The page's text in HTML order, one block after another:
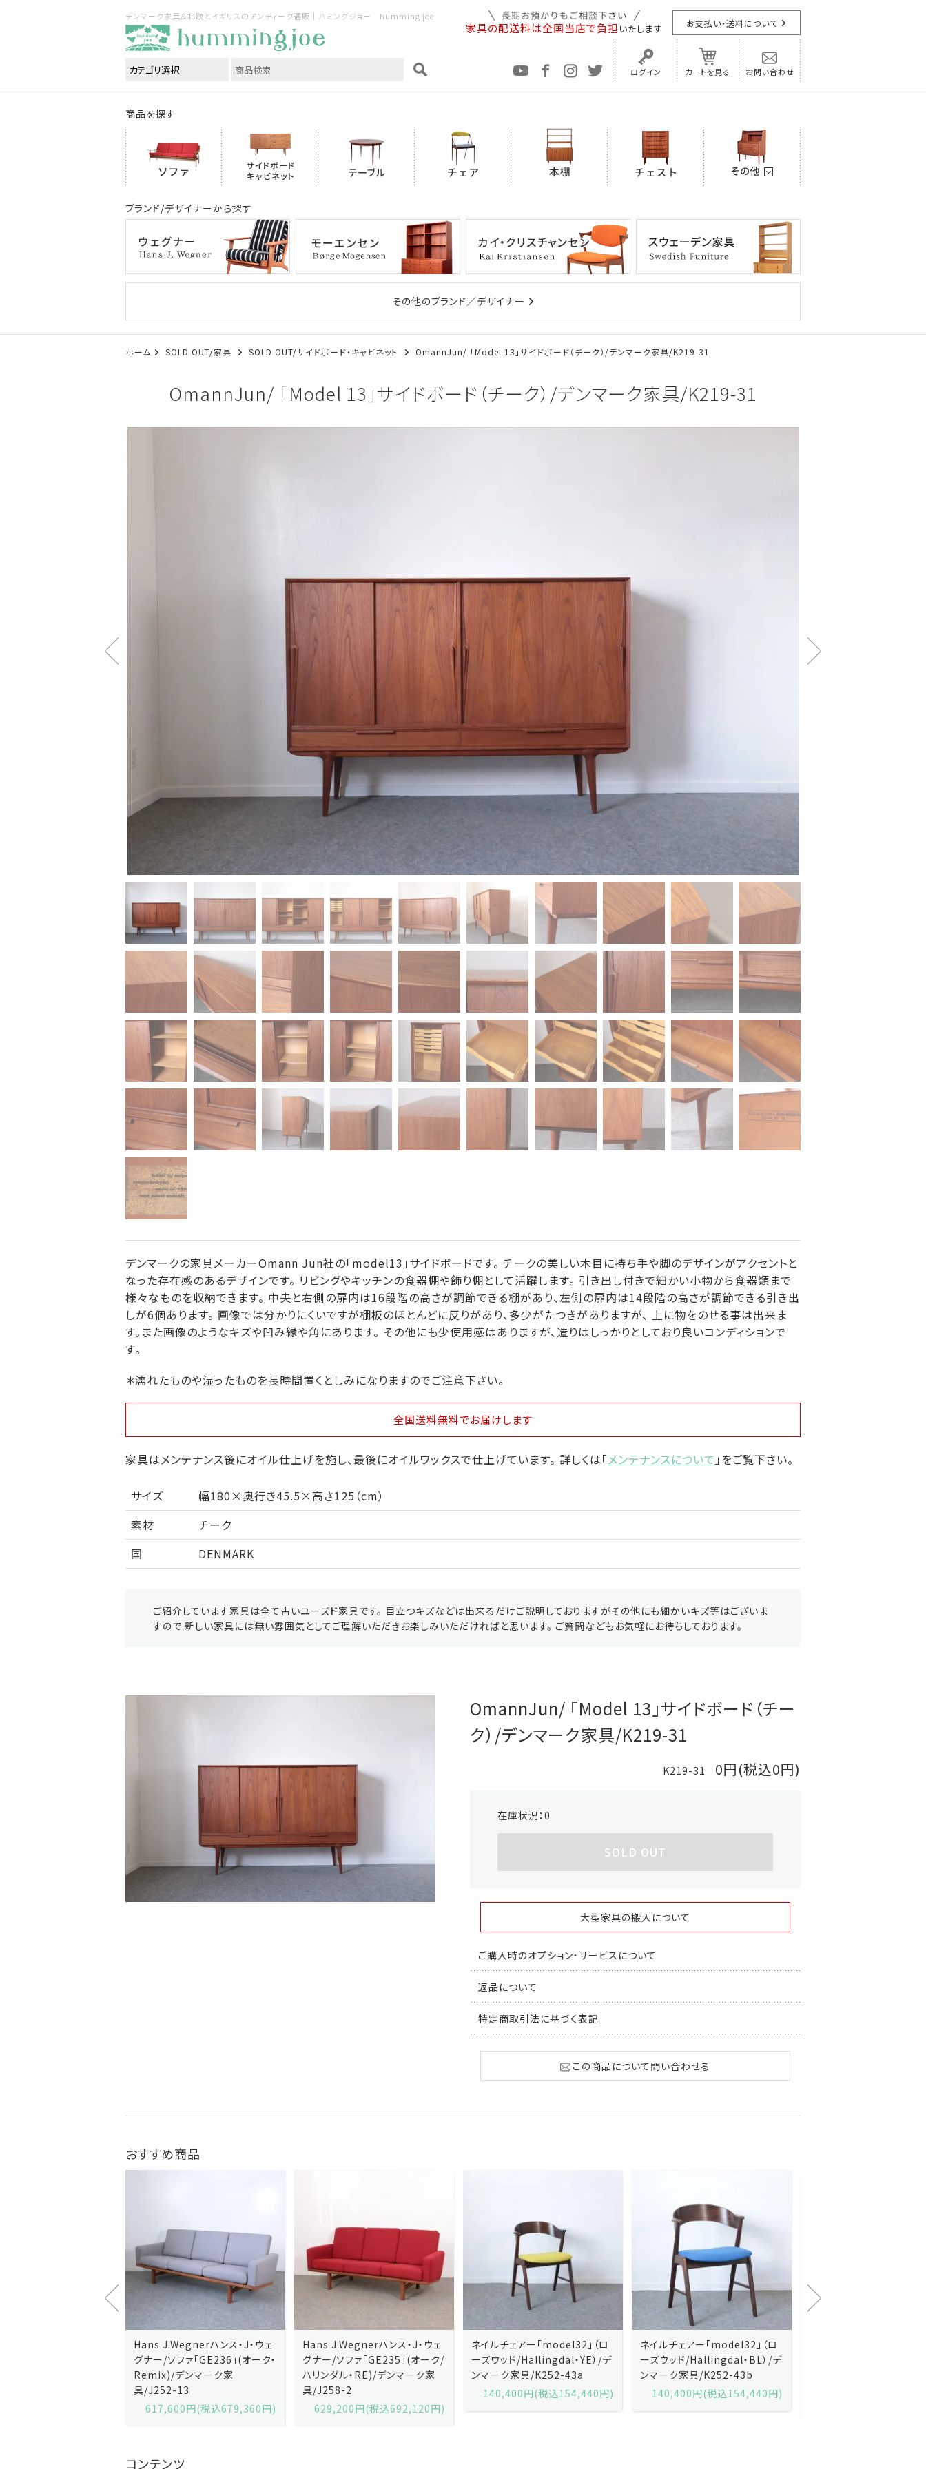
デンマーク家具＆北欧とイギリスのアンティーク通販｜ハミングジョー humming joe
家具の配送料は全国当店で負担 いたします お支払い・送料について
ログイン カートを見る お問い合わせ
商品を探す
ブランド/デザイナーから探す
その他のブランド／デザイナー
ホーム SOLD OUT/家具 SOLD OUT/サイドボード・キャビネット OmannJun/ 「Model 13」サイドボード（チーク）/デンマーク家具/K219-31
OmannJun/ 「Model 13」サイドボード（チーク）/デンマーク家具/K219-31
デンマークの家具メーカーOmann Jun社の「model13」サイドボードです。 チークの美しい木目に持ち手や脚のデザインがアクセントと
なった存在感のあるデザインです。 リビングやキッチンの食器棚や飾り棚として活躍します。 引き出し付きで細かい小物から食器類まで
様々なものを収納できます。 中央と右側の扉内は16段階の高さが調節できる棚があり、左側の扉内は14段階の高さが調節できる引き出
しが6個あります。 画像では分かりにくいですが棚板のほとんどに反りがあり、多少がたつきがありますが、 上に物をのせる事は出来ま
す。また画像のようなキズや凹み縁や角にあります。 その他にも少使用感はありますが、造りはしっかりとしており良いコンディションで
す。
＊濡れたものや湿ったものを長時間置くとしみになりますのでご注意下さい。
全国送料無料でお届けします
家具はメンテナンス後にオイル仕上げを施し、最後にオイルワックスで仕上げています。 詳しくは「メンテナンスについて 」をご覧下さい。
サイズ
幅180×奥行き45.5×高さ125（cm）
素材
チーク
国
DENMARK
ご紹介しています家具は全て古いユーズド家具です。 目立つキズなどは出来るだけご説明しておりますがその他にも細かいキズ等はございま
すので 新しい家具には無い雰囲気としてご理解いただきお楽しみいただければと思います。 ご質問などもお気軽にお待ちしております。
OmannJun/ 「Model 13」サイドボード（チー
ク）/デンマーク家具/K219-31
K219-31 0円(税込0円)
在庫状況： 0
SOLD OUT
大型家具の搬入について
ご購入時のオプション・サービスについて
返品について
特定商取引法に基づく表記
この商品について問い合わせる
おすすめ商品
Hans J.Wegnerハンス・J・ウェ
グナー/ソファ「GE235」(オーク/
ハリンダル・RE)/デンマーク家
具/J258-2
629,200円(税込692,120円)
ネイルチェアー「model32」（ロ
ーズウッド/Hallingdal・YE）/デ
ンマーク家具/K252-43a
140,400円(税込154,440円)
ネイルチェアー「model32」（ロ
ーズウッド/Hallingdal・BL）/デ
ンマーク家具/K252-43b
140,400円(税込154,440円)
Kai Kristiansenカイ・クリスチ
ャンセン/ダイニングチェアー
「No.42」（ローズウッド・レザー
黒）/デンマーク家具/J252-57j
コンテンツ